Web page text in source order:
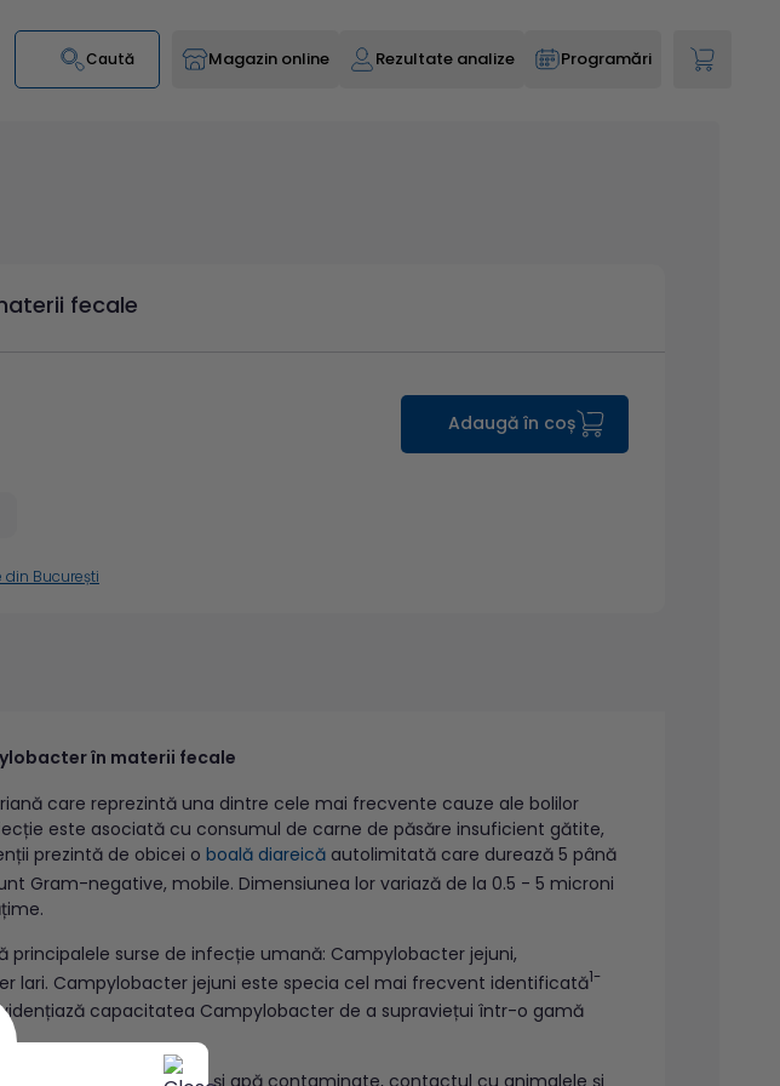
Caută Magazin online Rezultate analize Programări
fecale
Adaugă în coș
din București
în materii fecale
care reprezintă una dintre cele mai frecvente cauze ale bolilor
este asociată cu consumul de carne de păsăre insuficient gătite,
prezintă de obicei o boală diareică autolimitată care durează 5 până
Gram-negative, mobile. Dimensiunea lor variază de la 0.5 - 5 microni
principalele surse de infecție umană: Campylobacter jejuni,
lari. Campylobacter jejuni este specia cel mai frecvent identificată1-
capacitatea Campylobacter de a supraviețui într-o gamă
consumul de alimente și apă contaminate, contactul cu animalele și